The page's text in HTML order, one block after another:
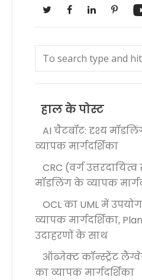
हाल के पोस्ट
AI चैटबॉट: दृश्य
व्यापक मार्गदर्शिका
CRC (वर्ग
मॉडलिंग के व्यापक
OCL का UML में
व्यापक मार्गदर्शिका,
उदाहरणों के साथ
ऑब्जेक्ट कॉन्स्ट्रेंट
का व्यापक मार्गदर्शिका